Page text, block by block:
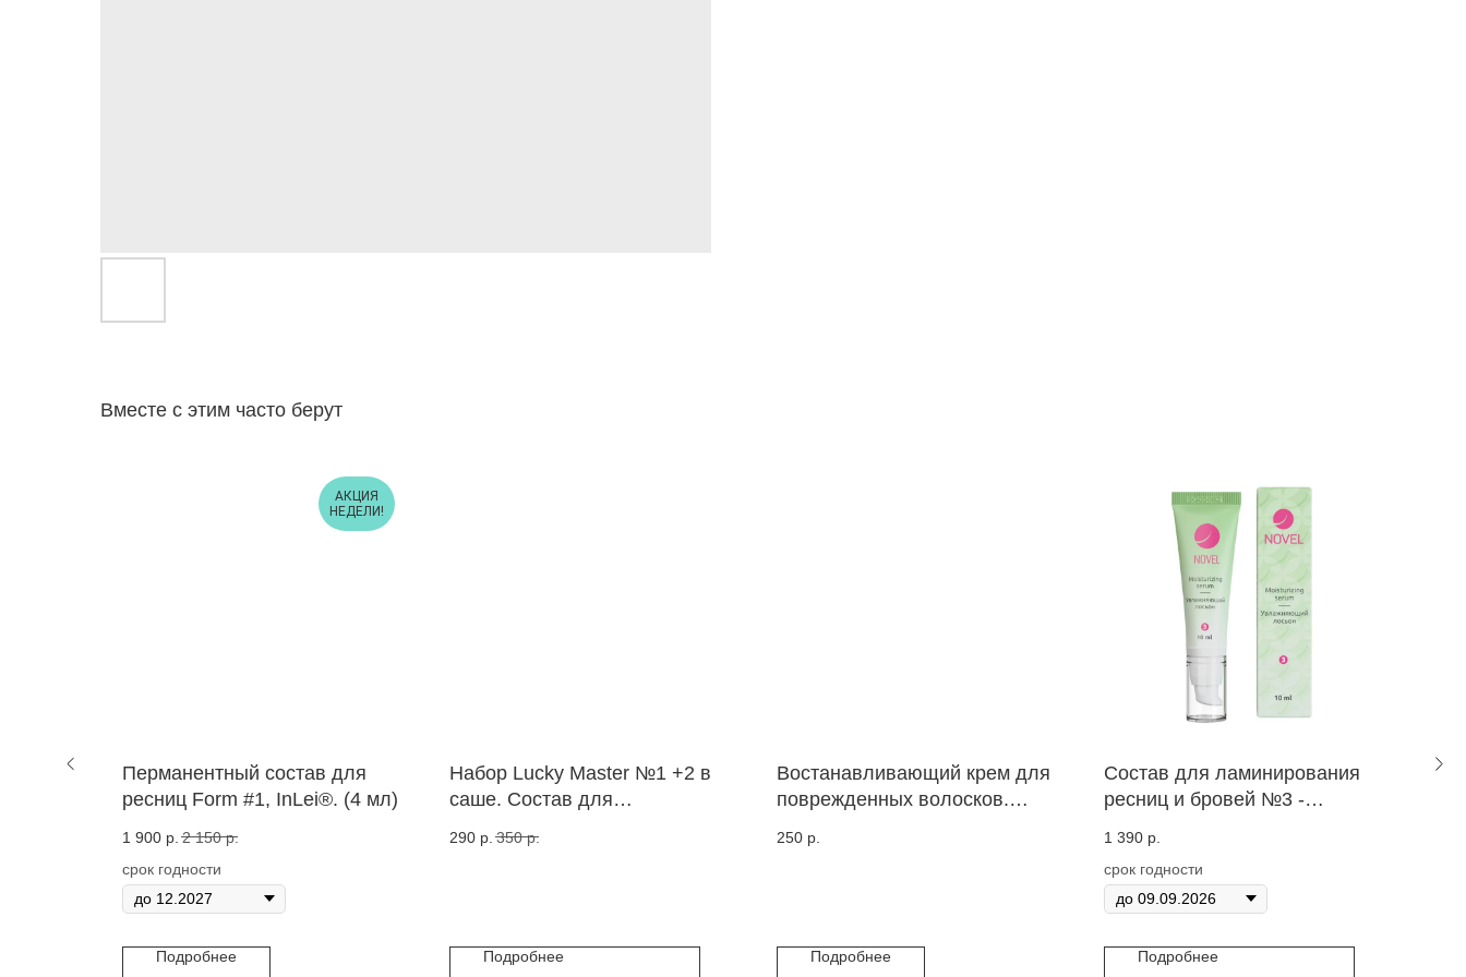
Вместе с этим часто берут
АКЦИЯ
НЕДЕЛИ!
Перманентный состав для
ресниц Form #1, InLei®. (4 мл)
1 900 р. 2 150 р.
срок годности
Подробнее
Набор Lucky Master №1 +2 в
саше. Состав для
бровей.
290 р. 350 р.
Подробнее
Востанавливающий крем для
поврежденных волосков.
бровей и ресниц в саше SHIK.
250 р.
Подробнее
Состав для ламинирования
ресниц и бровей №3 -
Novel, 10 мл.
1 390 р.
срок годности
Подробнее